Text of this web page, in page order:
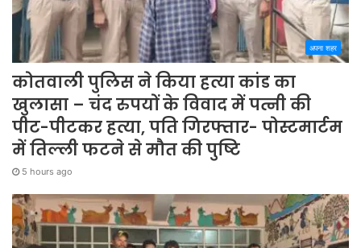
अपना शहर
कोतवाली पुलिस ने किया हत्या कांड का
खुलासा – चंद रुपयों के विवाद में पत्नी की
पीट-पीटकर हत्या, पति गिरफ्तार- पोस्टमार्टम
में तिल्ली फटने से मौत की पुष्टि
5 hours ago